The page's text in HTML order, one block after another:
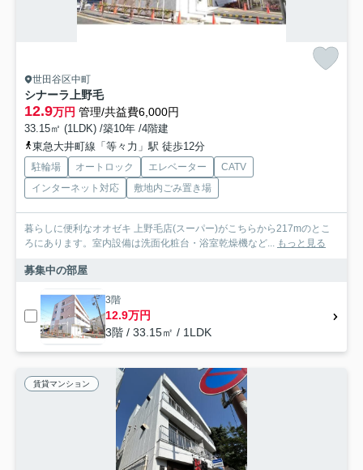
世田谷区中町
シナーラ上野毛
12.9万円 管理/共益費6,000円
33.15㎡ (1LDK) /築10年 /4階建
東急大井町線「等々力」駅 徒歩12分
駐輪場 オートロック エレベーター
CATV
インターネット対応
敷地内ごみ置き場
暮らしに便利なオオゼキ 上野毛店(スーパー)がこちらから217mのとこ
ろにあります。室内設備は洗面化粧台・浴室乾燥機など...
もっと見る
募集中の部屋
3階
12.9万円
3階 / 33.15㎡ / 1LDK
賃貸マンション